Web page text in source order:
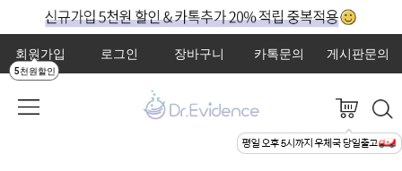
회원가입
5천원할인
로그인 장바구니 카톡문의 게시판문의